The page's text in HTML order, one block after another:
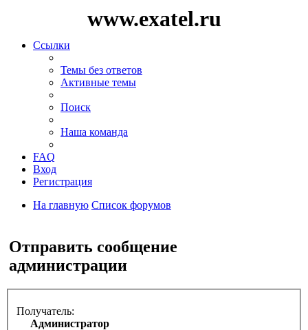
www.exatel.ru
Ссылки
Темы без ответов
Активные темы
Поиск
Наша команда
FAQ
Вход
Регистрация
На главную Список форумов
Отправить сообщение
администрации
Получатель:
Администратор